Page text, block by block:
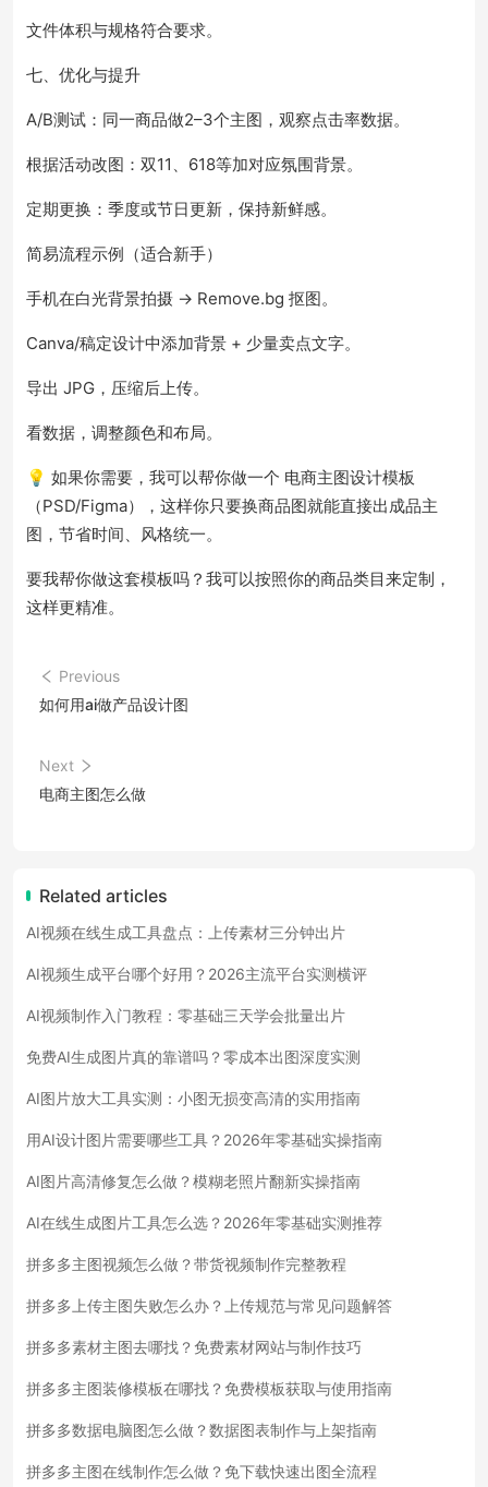
文件体积与规格符合要求。
七、优化与提升
A/B测试：同一商品做2–3个主图，观察点击率数据。
根据活动改图：双11、618等加对应氛围背景。
定期更换：季度或节日更新，保持新鲜感。
简易流程示例（适合新手）
手机在白光背景拍摄 → Remove.bg 抠图。
Canva/稿定设计中添加背景 + 少量卖点文字。
导出 JPG，压缩后上传。
看数据，调整颜色和布局。
💡 如果你需要，我可以帮你做一个 电商主图设计模板
（PSD/Figma），这样你只要换商品图就能直接出成品主
图，节省时间、风格统一。
要我帮你做这套模板吗？我可以按照你的商品类目来定制，
这样更精准。
Previous
如何用ai做产品设计图
Next
电商主图怎么做
Related articles
AI视频在线生成工具盘点：上传素材三分钟出片
AI视频生成平台哪个好用？2026主流平台实测横评
AI视频制作入门教程：零基础三天学会批量出片
免费AI生成图片真的靠谱吗？零成本出图深度实测
AI图片放大工具实测：小图无损变高清的实用指南
用AI设计图片需要哪些工具？2026年零基础实操指南
AI图片高清修复怎么做？模糊老照片翻新实操指南
AI在线生成图片工具怎么选？2026年零基础实测推荐
拼多多主图视频怎么做？带货视频制作完整教程
拼多多上传主图失败怎么办？上传规范与常见问题解答
拼多多素材主图去哪找？免费素材网站与制作技巧
拼多多主图装修模板在哪找？免费模板获取与使用指南
拼多多数据电脑图怎么做？数据图表制作与上架指南
拼多多主图在线制作怎么做？免下载快速出图全流程